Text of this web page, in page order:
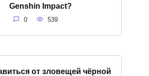
Genshin Impact?
0 539
от зловещей чёрной